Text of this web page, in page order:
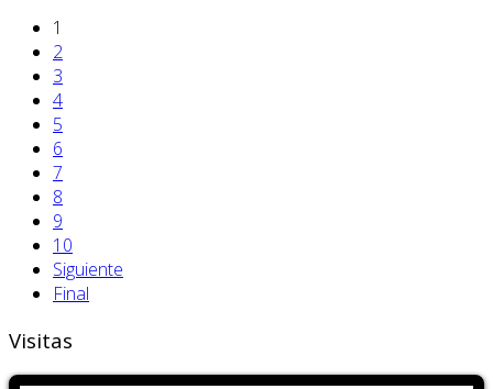
1
2
3
4
5
6
7
8
9
10
Siguiente
Final
Visitas